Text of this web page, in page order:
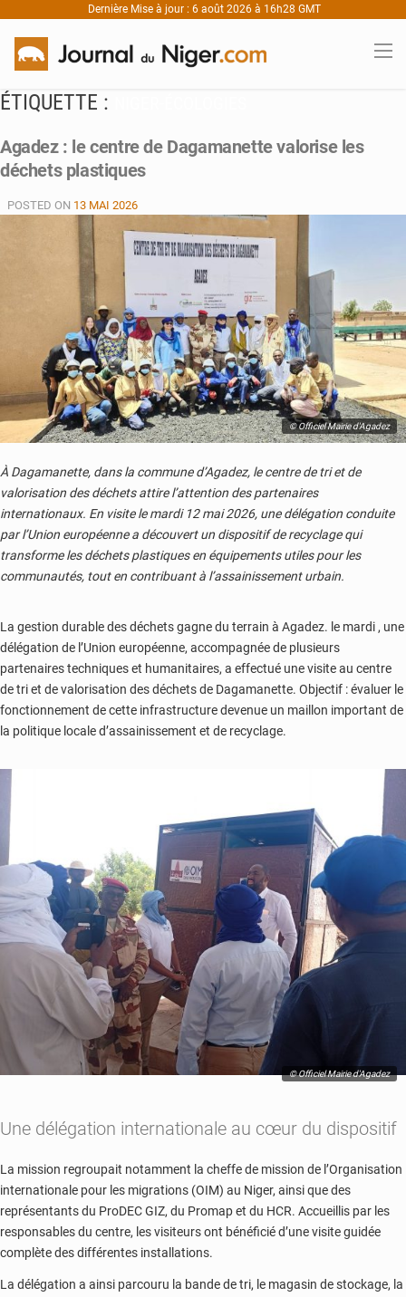
Dernière Mise à jour : 6 août 2026 à 16h28 GMT
ÉTIQUETTE :
Agadez : le centre de Dagamanette valorise les
déchets plastiques
POSTED ON 13 MAI 2026
© Officiel Mairie d'Agadez
À Dagamanette, dans la commune d’Agadez, le centre de tri et de
valorisation des déchets attire l’attention des partenaires
internationaux. En visite le mardi 12 mai 2026, une délégation conduite
par l’Union européenne a découvert un dispositif de recyclage qui
transforme les déchets plastiques en équipements utiles pour les
communautés, tout en contribuant à l’assainissement urbain.
La gestion durable des déchets gagne du terrain à Agadez. le mardi , une
délégation de l’Union européenne, accompagnée de plusieurs
partenaires techniques et humanitaires, a effectué une visite au centre
de tri et de valorisation des déchets de Dagamanette. Objectif : évaluer le
fonctionnement de cette infrastructure devenue un maillon important de
la politique locale d’assainissement et de recyclage.
© Officiel Mairie d'Agadez
Une délégation internationale au cœur du dispositif
La mission regroupait notamment la cheffe de mission de l’Organisation
internationale pour les migrations (OIM) au Niger, ainsi que des
représentants du ProDEC GIZ, du Promap et du HCR. Accueillis par les
responsables du centre, les visiteurs ont bénéficié d’une visite guidée
complète des différentes installations.
La délégation a ainsi parcouru la bande de tri, le magasin de stockage, la